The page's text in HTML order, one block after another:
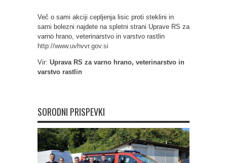
Več o sami akciji cepljenja lisic proti steklini in
sami bolezni najdete na spletni strani Uprave RS za
varno hrano, veterinarstvo in varstvo rastlin
http://www.uvhvvr.gov.si
Vir: Uprava RS za varno hrano, veterinarstvo in
varstvo rastlin
SORODNI PRISPEVKI